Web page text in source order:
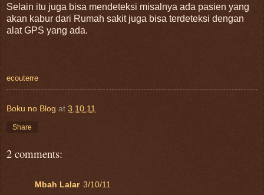
Selain itu juga bisa mendeteksi misalnya ada pasien yang
akan kabur dari Rumah sakit juga bisa terdeteksi dengan
alat GPS yang ada.
ecouterre
Boku no Blog at 3.10.11
Share
2 comments:
Mbah Lalar 3/10/11